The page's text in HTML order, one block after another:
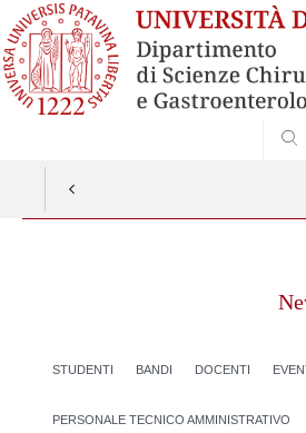
STUDENTI BANDI DOCENTI
PERSONALE TECNICO AMMINISTRATIVO